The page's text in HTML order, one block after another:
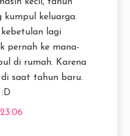
kecil, tahun
kumpul keluarga.
lagi
pernah ke mana-
di rumah. Karena
saat tahun baru.